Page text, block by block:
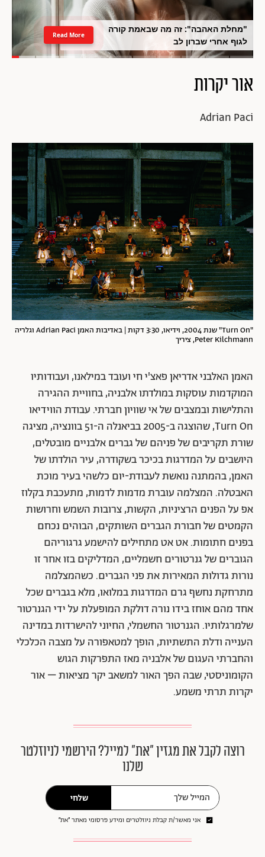
"מחלת האהבה": זה מה שבאמת קורה
לגוף אחרי שברון לב
Read More
אור יקרות
Adrian Paci
"Turn On" שנת 2004, וידיאו, 3:30 דקות | באדיבות האמן Adrian Paci וגלריה
Peter Kilchmann, ציריך
האמן האלבני אדריאן פאצ'י חי ועובד במילאנו, ועבודותיו
המוקדמות עוסקות במולדתו אלבניה, בחוויית ההגירה
והתלישות ובמצבים של אי שוויון חברתי. עבודת הווידיאו
Turn On, שהוצגה ב-2005 בביאנלה ה-51 בוונציה, מציגה
שורת תקריבים של פניהם של גברים אלבניים מובטלים,
היושבים על המדרגות בכיכר בשקודרה, עיר הולדתו של
האמן, בהמתנה נואשת לעבודת-יום כלשהי בעיר מוכת
האבטלה. המצלמה עוברת מדמות לדמות, מתעכבת בקלוז
אפ על הפנים הרציניות, הקשות, צרובות השמש וחרושות
הקמטים של חבורת הגברים השותקים, הבוהים נכחם
בפנים חתומות. אט אט מתחילים להישמע גרגוריהם
הגוברים של גנרטורים חשמליים, המדליקים בזו אחר זו
נורות גדולות המאירות את פני הגברים. כשהמצלמה
מתרחקת נחשף גרם המדרגות במלואו, מלא בגברים שכל
אחד מהם אוחז בידו נורה דולקת המופעלת על ידי הגנרטור
שלמרגלותיו. הגנרטור החשמלי, החיוני להישרדות במדינה
הענייה ודלת התשתיות, הופך למטאפורה על מצבה הכלכלי
והחברתי העגום של אלבניה מאז התפרקות הגוש
הקומוניסטי, שבה הפך האור למשאב יקר מציאות – אור
יקרות תרתי משמע.
רוצה לקבל את מגזין ״את״ למייל? הירשמי לניוזלטר
שלנו
שלחי
אני מאשר/ת קבלת ניוזלטרים ומידע פרסומי מאתר ״את״